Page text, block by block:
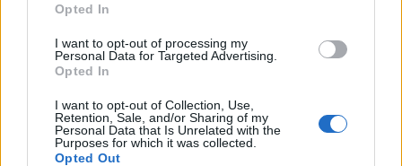
Opted In
I want to opt-out of processing my
Personal Data for Targeted Advertising.
Opted In
I want to opt-out of Collection, Use,
Retention, Sale, and/or Sharing of my
Personal Data that Is Unrelated with the
Purposes for which it was collected.
Opted Out
Spørsmål om Langrenn.com kan stilles til
Ingeborg Scheve
Theresa Fugger
theresa.fugger@wsportsmedia.com